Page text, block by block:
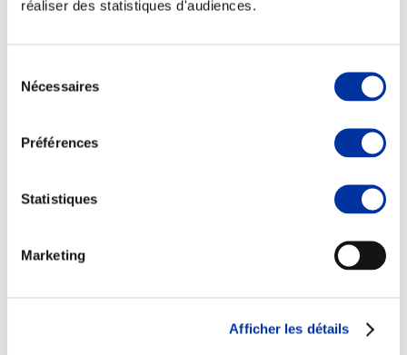
réaliser des statistiques d'audiences.
Nécessaires
Préférences
Statistiques
Marketing
Afficher les détails
Partenaire Climat